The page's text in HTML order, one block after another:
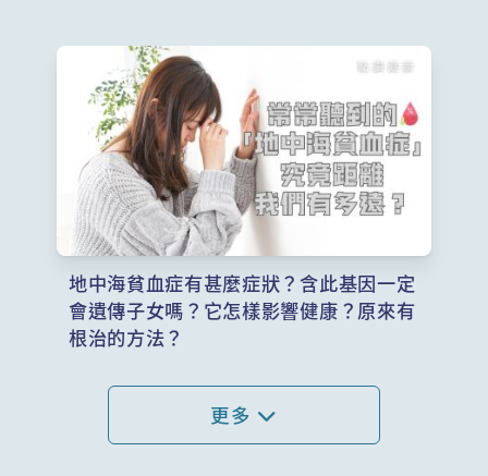
地中海貧血症有甚麼症狀？含此基因一定
會遺傳子女嗎？它怎樣影響健康？原來有
根治的方法？
更多